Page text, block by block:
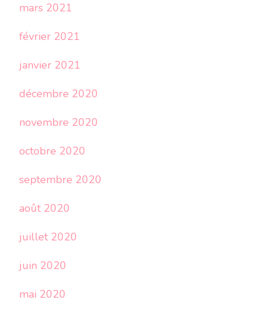
mars 2021
février 2021
janvier 2021
décembre 2020
novembre 2020
octobre 2020
septembre 2020
août 2020
juillet 2020
juin 2020
mai 2020